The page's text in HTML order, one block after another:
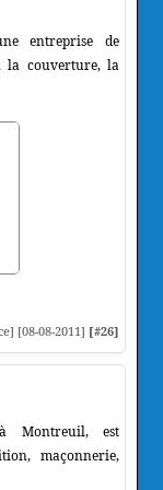
entreprise de
la couverture, la
[08-08-2011] [#26]
Montreuil, est
maçonnerie,